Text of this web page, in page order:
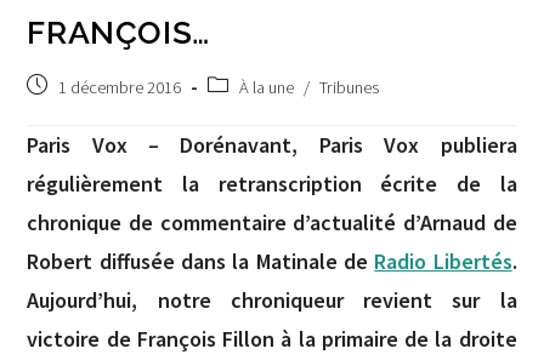
FRANÇOIS…
Publication
1 décembre 2016
PostÀ la une / Tribunes
Paris Vox – Dorénavant, Paris Vox publiera
régulièrement la retranscription écrite de la
chronique de commentaire d’actualité d’Arnaud de
Robert diffusée dans la Matinale de Radio Libertés.
Aujourd’hui, notre chroniqueur revient sur la
victoire de François Fillon à la primaire de la droite